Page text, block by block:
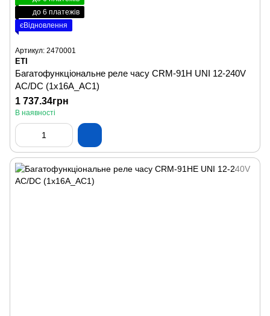
до 6 платежів
єВідновлення
Артикул: 2470001
ETI
Багатофункціональне реле часу CRM-91H UNI 12-240V
AC/DC (1x16A_AC1)
1 737.34грн
В наявності